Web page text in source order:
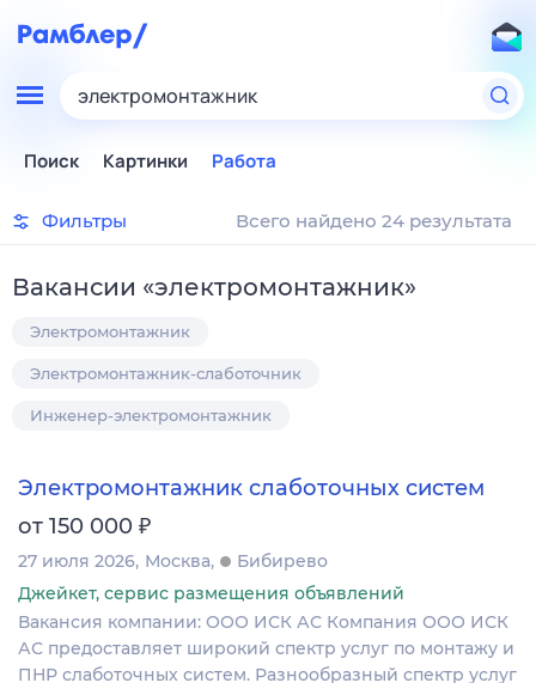
электромонтажник
Поиск Картинки Работа
Фильтры Всего найдено 24 результата
Вакансии «электромонтажник»
Электромонтажник
Электромонтажник-слаботочник
Инженер-электромонтажник
Электромонтажник слаботочных систем
от 150 000 ₽
27 июля 2026 Москва
Бибирево
Джейкет, сервис размещения объявлений
Вакансия компании: ООО ИСК АС Компания ООО ИСК
АС предоставляет широкий спектр услуг по монтажу и
ПНР слаботочных систем. Разнообразный спектр услуг